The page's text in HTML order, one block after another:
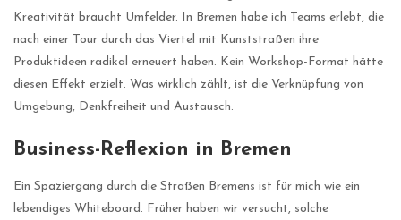
Kreativität braucht Umfelder. In Bremen habe ich Teams erlebt, die
nach einer Tour durch das Viertel mit Kunststraßen ihre
Produktideen radikal erneuert haben. Kein Workshop-Format hätte
diesen Effekt erzielt. Was wirklich zählt, ist die Verknüpfung von
Umgebung, Denkfreiheit und Austausch.
Business-Reflexion in Bremen
Ein Spaziergang durch die Straßen Bremens ist für mich wie ein
lebendiges Whiteboard. Früher haben wir versucht, solche